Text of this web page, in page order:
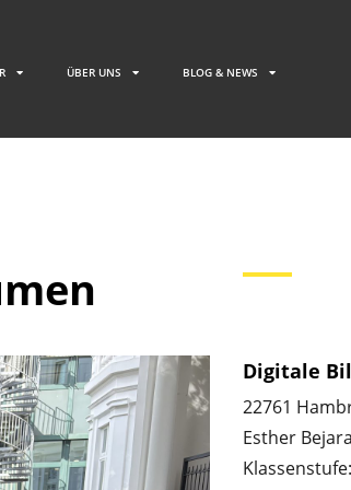
ÜBER UNS BLOG & NEWS
Digitale
22761
Esther